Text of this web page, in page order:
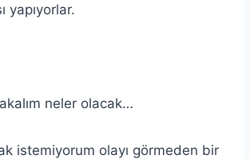
yapıyorlar.
neler olacak…
istemiyorum olayı görmeden bir